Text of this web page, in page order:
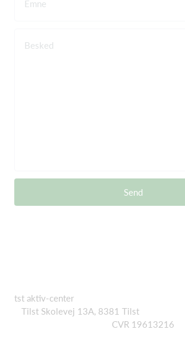
Emne
Besked
Send
tst aktiv-
Tilst Skolevej 13A,
CVR 19613216